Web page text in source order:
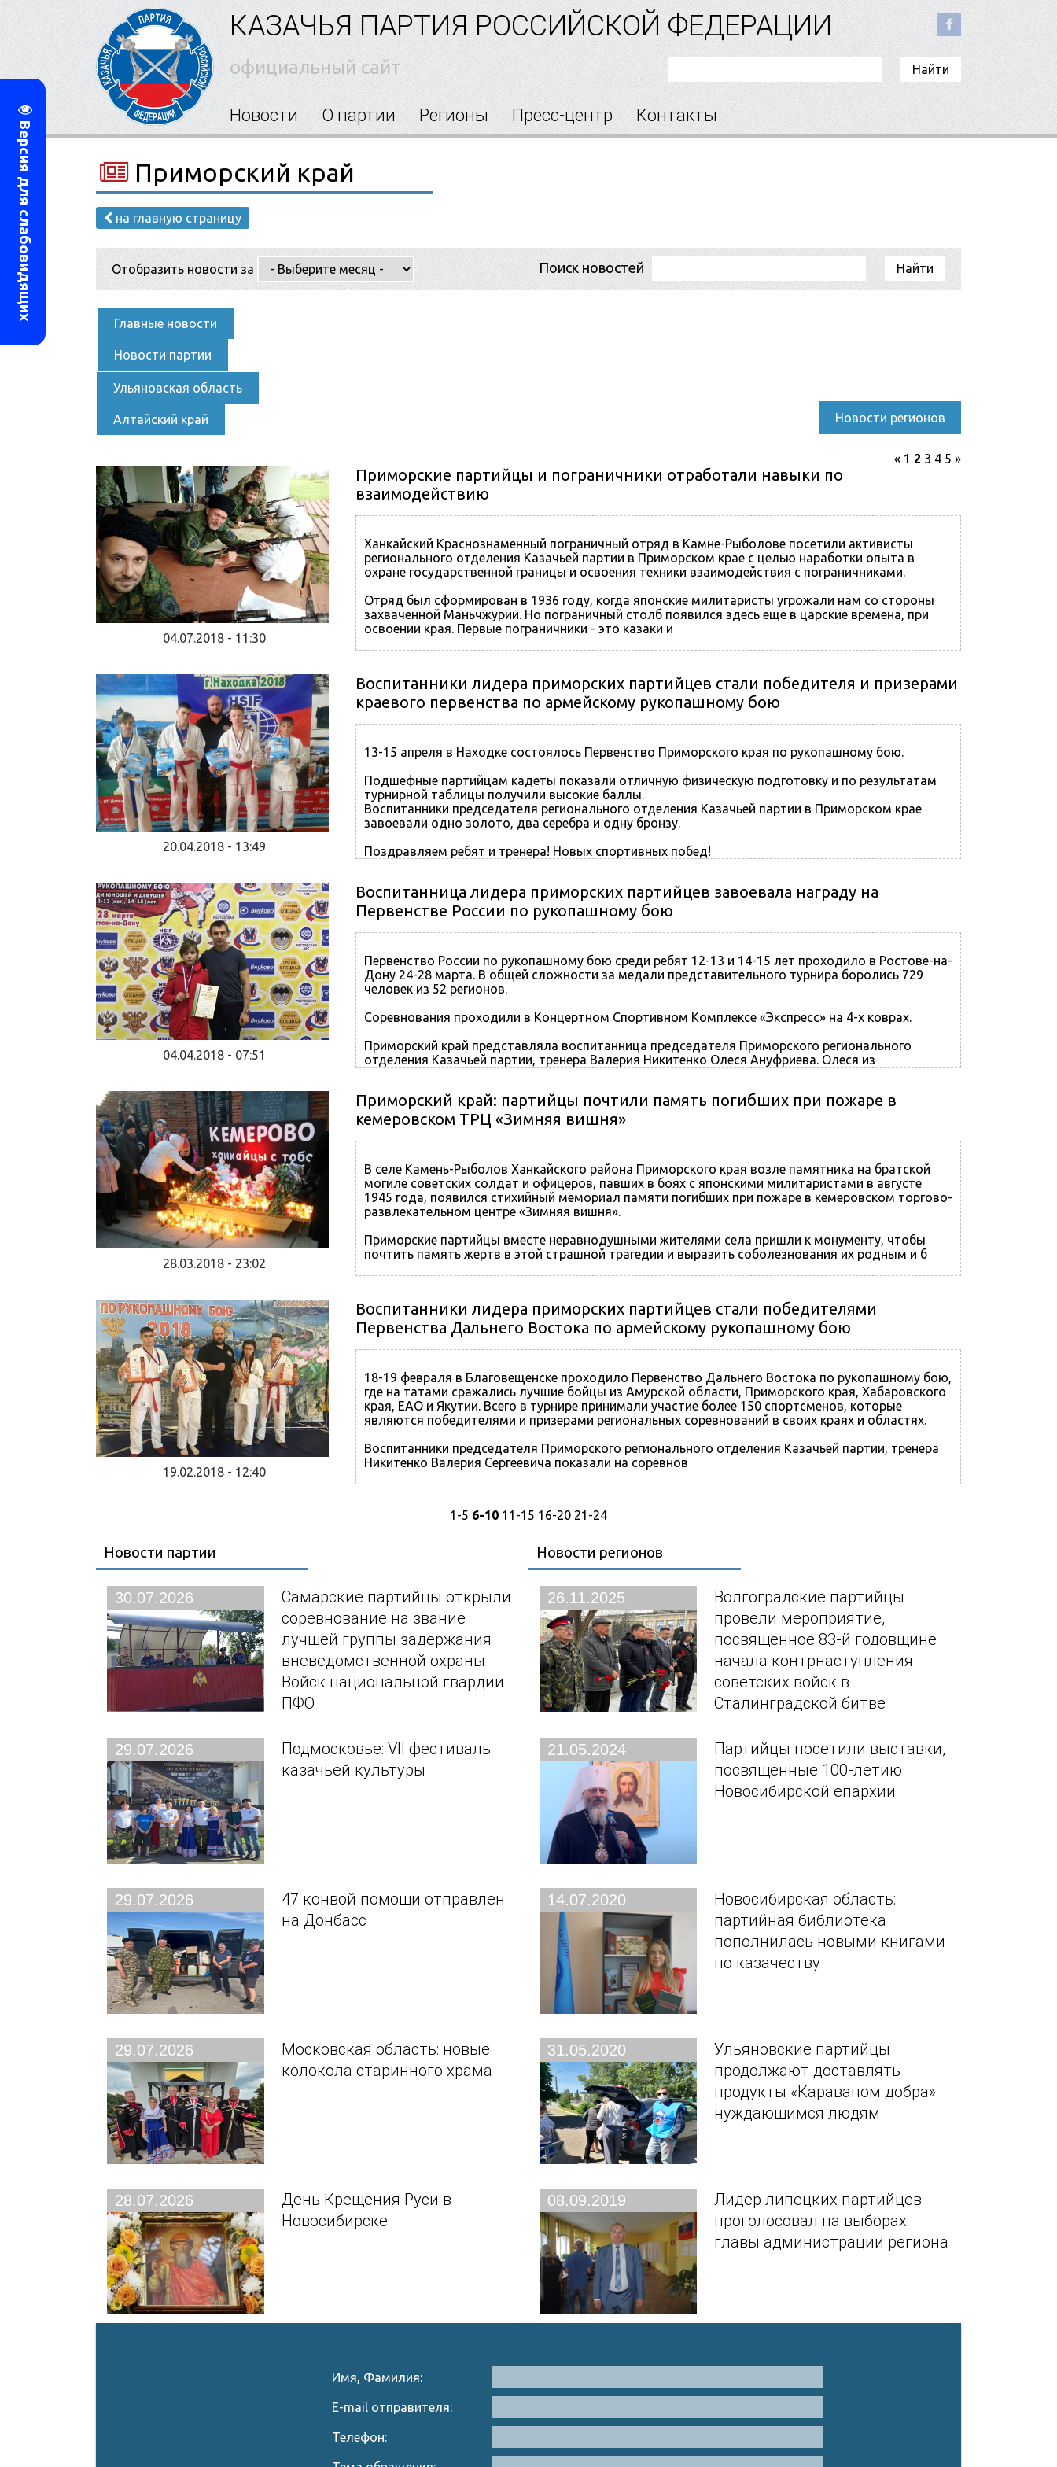
Версия для слабовидящих
КАЗАЧЬЯ ПАРТИЯ РОССИЙСКОЙ ФЕДЕРАЦИИ
официальный сайт
Новости О партии Регионы Пресс-центр Контакты
Приморский край
на главную страницу
Отобразить новости за Поиск новостей
Главные новости
Новости партии
Ульяновская область
Алтайский край Новости регионов
« 1 2 3 4 5 »
04.07.2018 - 11:30
Приморские партийцы и пограничники отработали навыки по
взаимодействию
Ханкайский Краснознаменный пограничный отряд в Камне-Рыболове посетили активисты
регионального отделения Казачьей партии в Приморском крае с целью наработки опыта в
охране государственной границы и освоения техники взаимодействия с пограничниками.
Отряд был сформирован в 1936 году, когда японские милитаристы угрожали нам со стороны
захваченной Маньчжурии. Но пограничный столб появился здесь еще в царские времена, при
освоении края. Первые пограничники - это казаки и
20.04.2018 - 13:49
Воспитанники лидера приморских партийцев стали победителя и призерами
краевого первенства по армейскому рукопашному бою
13-15 апреля в Находке состоялось Первенство Приморского края по рукопашному бою.
Подшефные партийцам кадеты показали отличную физическую подготовку и по результатам
турнирной таблицы получили высокие баллы.
Воспитанники председателя регионального отделения Казачьей партии в Приморском крае
завоевали одно золото, два серебра и одну бронзу.
Поздравляем ребят и тренера! Новых спортивных побед!
04.04.2018 - 07:51
Воспитанница лидера приморских партийцев завоевала награду на
Первенстве России по рукопашному бою
Первенство России по рукопашному бою среди ребят 12-13 и 14-15 лет проходило в Ростове-на-
Дону 24-28 марта. В общей сложности за медали представительного турнира боролись 729
человек из 52 регионов.
Соревнования проходили в Концертном Спортивном Комплексе «Экспресс» на 4-х коврах.
Приморский край представляла воспитанница председателя Приморского регионального
отделения Казачьей партии, тренера Валерия Никитенко Олеся Ануфриева. Олеся из
28.03.2018 - 23:02
Приморский край: партийцы почтили память погибших при пожаре в
кемеровском ТРЦ «Зимняя вишня»
В селе Камень-Рыболов Ханкайского района Приморского края возле памятника на братской
могиле советских солдат и офицеров, павших в боях с японскими милитаристами в августе
1945 года, появился стихийный мемориал памяти погибших при пожаре в кемеровском торгово-
развлекательном центре «Зимняя вишня».
Приморские партийцы вместе неравнодушными жителями села пришли к монументу, чтобы
почтить память жертв в этой страшной трагедии и выразить соболезнования их родным и б
19.02.2018 - 12:40
Воспитанники лидера приморских партийцев стали победителями
Первенства Дальнего Востока по армейскому рукопашному бою
18-19 февраля в Благовещенске проходило Первенство Дальнего Востока по рукопашному бою,
где на татами сражались лучшие бойцы из Амурской области, Приморского края, Хабаровского
края, ЕАО и Якутии. Всего в турнире принимали участие более 150 спортсменов, которые
являются победителями и призерами региональных соревнований в своих краях и областях.
Воспитанники председателя Приморского регионального отделения Казачьей партии, тренера
Никитенко Валерия Сергеевича показали на соревнов
1-5 6-10 11-15 16-20 21-24
Новости партии
30.07.2026
Самарские партийцы открыли
соревнование на звание
лучшей группы задержания
вневедомственной охраны
Войск национальной гвардии
ПФО
29.07.2026
Подмосковье: VII фестиваль
казачьей культуры
29.07.2026
47 конвой помощи отправлен
на Донбасс
29.07.2026
Московская область: новые
колокола старинного храма
28.07.2026
День Крещения Руси в
Новосибирске
Новости регионов
26.11.2025
Волгоградские партийцы
провели мероприятие,
посвященное 83-й годовщине
начала контрнаступления
советских войск в
Сталинградской битве
21.05.2024
Партийцы посетили выставки,
посвященные 100-летию
Новосибирской епархии
14.07.2020
Новосибирская область:
партийная библиотека
пополнилась новыми книгами
по казачеству
31.05.2020
Ульяновские партийцы
продолжают доставлять
продукты «Караваном добра»
нуждающимся людям
08.09.2019
Лидер липецких партийцев
проголосовал на выборах
главы администрации региона
Имя, Фамилия:
E-mail отправителя:
Телефон: